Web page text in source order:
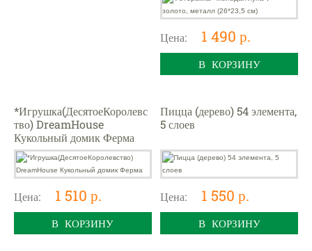
Цена: 1 490 р.
В КОРЗИНУ
*Игрушка(ДесятоеКоролевс
тво) DreamHouse
Кукольный домик Ферма
Цена: 1 510 р.
В КОРЗИНУ
Пицца (дерево) 54 элемента,
5 слоев
Цена: 1 550 р.
В КОРЗИНУ